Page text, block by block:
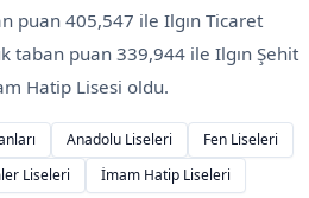
puan 405,547 ile Ilgın Ticaret
taban puan 339,944 ile Ilgın Şehit
Hatip Lisesi oldu.
Anadolu Liseleri
Fen Liseleri
Liseleri İmam Hatip Liseleri